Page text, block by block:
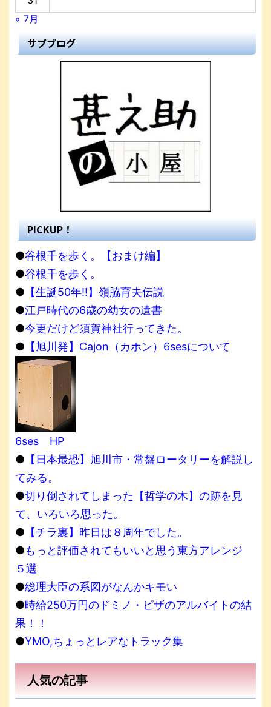
« 7月
サブブログ
PICKUP！
●谷根千を歩く。【おまけ編】
●谷根千を歩く。
● 【生誕50年!!】嶺脇育夫伝説
●江戸時代の6歳の幼女の遺書
●今更だけど須賀神社行ってきた。
● 【旭川発】Cajon（カホン）6sesについて
6ses HP
● 【日本最恐】旭川市・常盤ロータリーを解説し
てみる。
●切り倒されてしまった【哲学の木】の跡を見
て、いろいろ思った。
● 【チラ裏】昨日は８周年でした。
●もっと評価されてもいいと思う東方アレンジ
５選
●総理大臣の系図がなんかキモい
●時給250万円のドミノ・ピザのアルバイトの結
果！！
●YMO,ちょっとレアなトラック集
人気の記事